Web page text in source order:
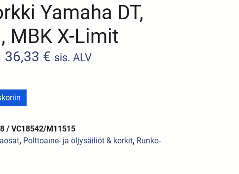
Yamaha DT,
MBK X-Limit
36,33 € sis. ALV
/ VC18542/M11515
, Polttoaine- ja öljysäiliöt & korkit, Runko-